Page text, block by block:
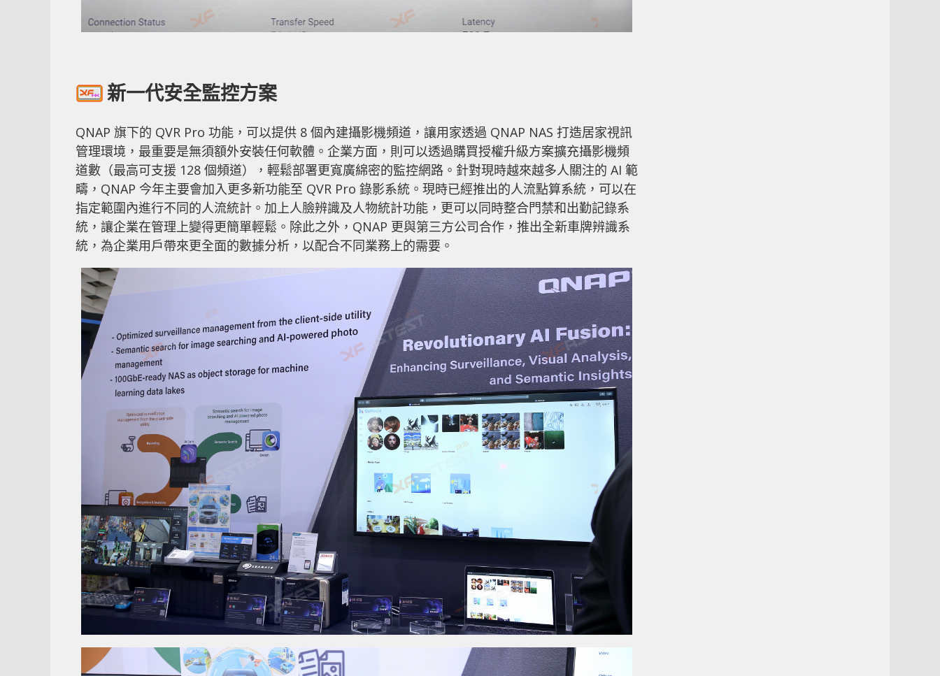
新一代安全監控方案
QNAP 旗下的 QVR Pro 功能，可以提供 8 個內建攝影機頻道，讓用家透過 QNAP NAS 打造居家視訊
管理環境，最重要是無須額外安裝任何軟體。企業方面，則可以透過購買授權升級方案擴充攝影機頻
道數（最高可支援 128 個頻道），輕鬆部署更寬廣綿密的監控網路。針對現時越來越多人關注的 AI 範
疇，QNAP 今年主要會加入更多新功能至 QVR Pro 錄影系統。現時已經推出的人流點算系統，可以在
指定範圍內進行不同的人流統計。加上人臉辨識及人物統計功能，更可以同時整合門禁和出勤記錄系
統，讓企業在管理上變得更簡單輕鬆。除此之外，QNAP 更與第三方公司合作，推出全新車牌辨識系
統，為企業用戶帶來更全面的數據分析，以配合不同業務上的需要。